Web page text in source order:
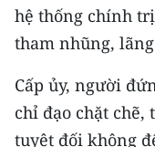
hệ thống chính
tham nhũng,
Cấp ủy, người
chỉ đạo chặt chẽ,
tuyệt đối không